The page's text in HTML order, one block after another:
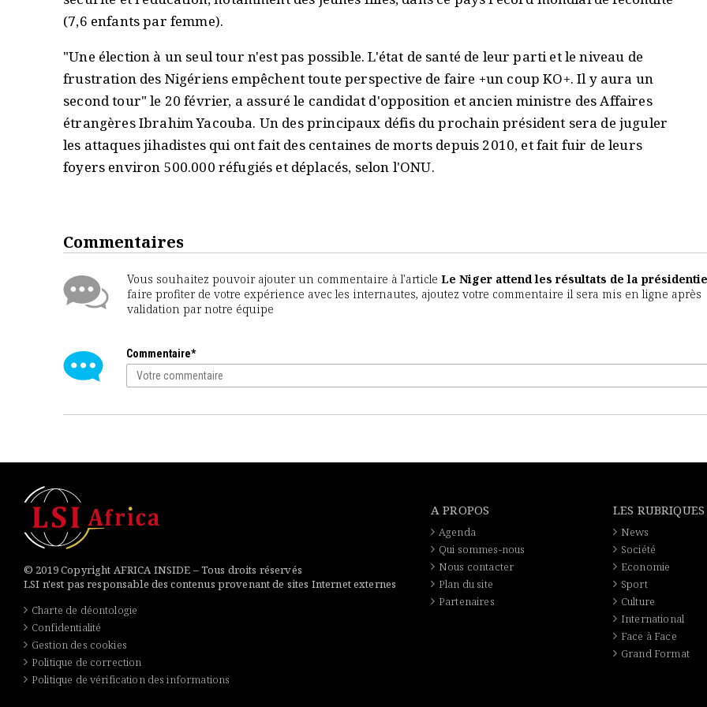
(7,6 enfants par femme).
"Une élection à un seul tour n'est pas possible. L'état de santé de leur parti et le niveau de
frustration des Nigériens empêchent toute perspective de faire +un coup KO+. Il y aura un
second tour" le 20 février, a assuré le candidat d'opposition et ancien ministre des Affaires
étrangères Ibrahim Yacouba. Un des principaux défis du prochain président sera de juguler
les attaques jihadistes qui ont fait des centaines de morts depuis 2010, et fait fuir de leurs
foyers environ 500.000 réfugiés et déplacés, selon l'ONU.
Commentaires
Vous souhaitez pouvoir ajouter un commentaire à l'article Le Niger attend les résultats de la
faire profiter de votre expérience avec les internautes, ajoutez votre commentaire il sera mis en ligne après
validation par notre équipe
Commentaire*
© 2019 Copyright AFRICA INSIDE – Tous droits réservés
LSI n'est pas responsable des contenus provenant de sites Internet externes
Charte de déontologie
Confidentialité
Gestion des cookies
Politique de correction
Politique de vérification des informations
A PROPOS
Agenda
Qui sommes-nous
Nous contacter
Plan du site
Partenaires
LES RUBRIQUES
News
Société
Economie
Sport
Culture
International
Face à Face
Grand Format